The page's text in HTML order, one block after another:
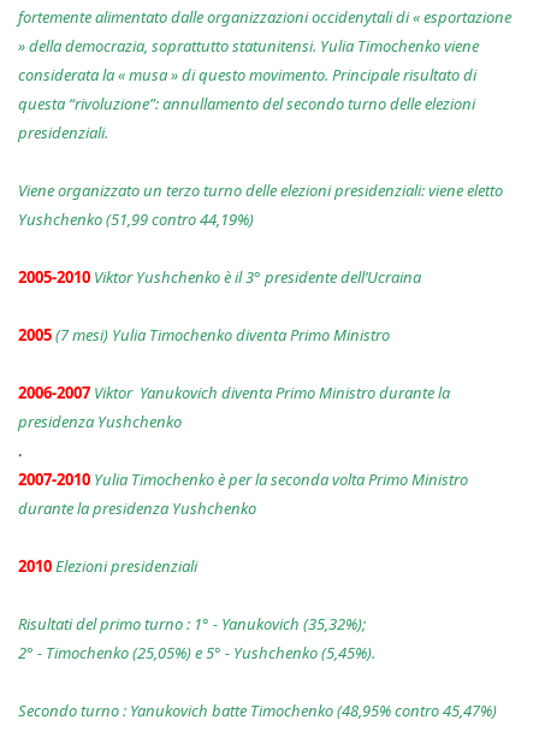
fortemente alimentato dalle organizzazioni occidenytali di « esportazione
» della democrazia, soprattutto statunitensi. Yulia Timochenko viene
considerata la « musa » di questo movimento. Principale risultato di
questa “rivoluzione”: annullamento del secondo turno delle elezioni
presidenziali.
Viene organizzato un terzo turno delle elezioni presidenziali: viene eletto
Yushchenko (51,99 contro 44,19%)
2005-2010 Viktor Yushchenko è il 3° presidente dell’Ucraina
2005(7 mesi) Yulia Timochenko diventa Primo Ministro
2006-2007 Viktor Yanukovich diventa Primo Ministro durante la
presidenza Yushchenko
.
2007-2010 Yulia Timochenko è per la seconda volta Primo Ministro
durante la presidenza Yushchenko
2010Elezioni presidenziali
Risultati del primo turno : 1° - Yanukovich (35,32%);
2° - Timochenko (25,05%) e 5° - Yushchenko (5,45%).
Secondo turno : Yanukovich batte Timochenko (48,95% contro 45,47%)